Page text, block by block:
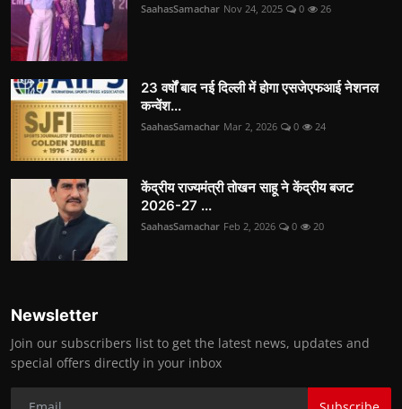
SaahasSamachar Nov 24, 2025 0 26
23 वर्षों बाद नई दिल्ली में होगा एसजेएफआई नेशनल
कन्वेंश...
SaahasSamachar Mar 2, 2026 0 24
केंद्रीय राज्यमंत्री तोखन साहू ने केंद्रीय बजट
2026-27 ...
SaahasSamachar Feb 2, 2026 0 20
Newsletter
Join our subscribers list to get the latest news, updates and
special offers directly in your inbox